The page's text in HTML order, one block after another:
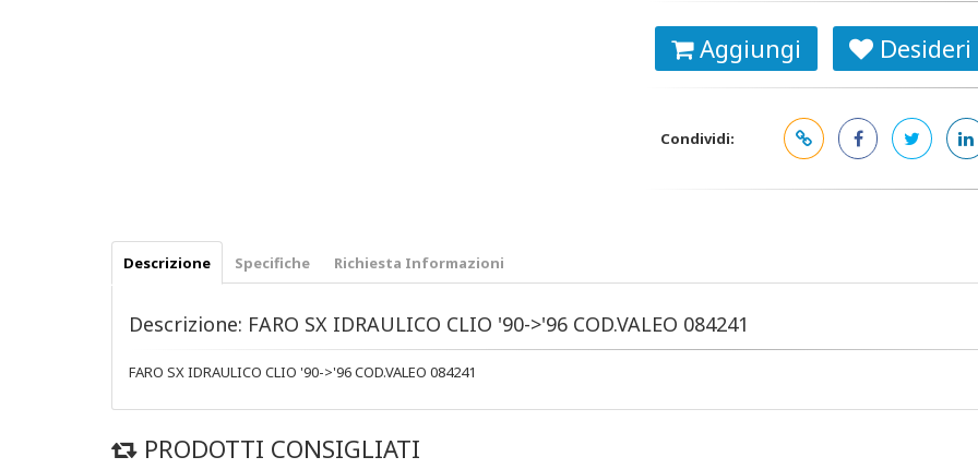
Aggiungi Desideri
Condividi:
Descrizione Specifiche Richiesta Informazioni
Descrizione: FARO SX IDRAULICO CLIO '90->'96 COD.VALEO 084241
FARO SX IDRAULICO CLIO '90->'96 COD.VALEO 084241
PRODOTTI CONSIGLIATI